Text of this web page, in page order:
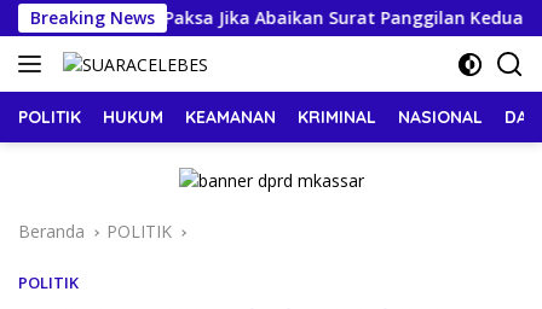
Langsung
ke
konten
Breaking News
Dijemput Paksa Jika Abaikan Surat Panggilan Kedua
POLITIK HUKUM KEAMANAN KRIMINAL NASIONAL
Beranda POLITIK
POLITIK